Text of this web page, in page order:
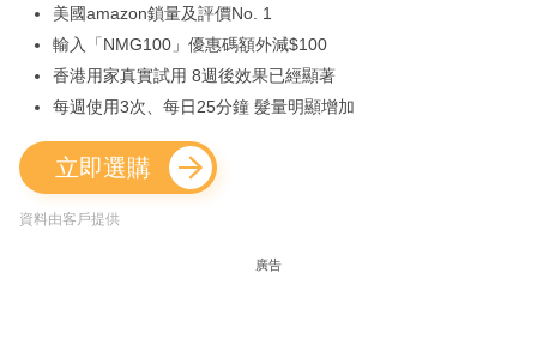
美國amazon鎖量及評價No. 1
輸入「NMG100」優惠碼額外減$100
香港用家真實試用 8週後效果已經顯著
每週使用3次、每日25分鐘 髮量明顯增加
立即選購
資料由客戶提供
廣告